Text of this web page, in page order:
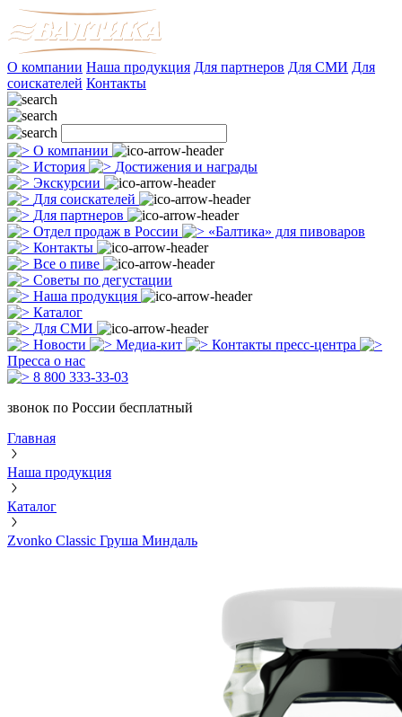
О компании Наша продукция Для партнеров Для СМИ Для
соискателей Контакты
О компании
История
Достижения и награды
Экскурсии
Для соискателей
Для партнеров
Отдел продаж в России
«Балтика» для пивоваров
Контакты
Все о пиве
Советы по дегустации
Наша продукция
Каталог
Для СМИ
Новости
Медиа-кит
Контакты пресс-центра
Пресса о нас
8 800 333-33-03
звонок по России бесплатный
Главная
Наша продукция
Каталог
Zvonko Classic Груша Миндаль